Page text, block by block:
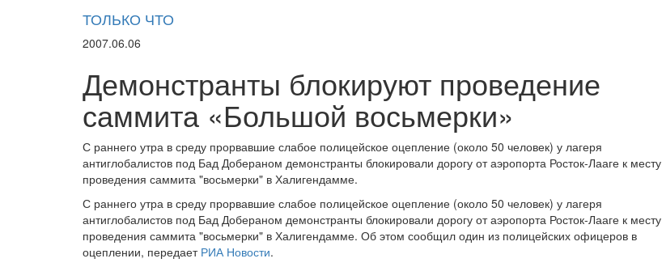
ТОЛЬКО ЧТО
2007.06.06
Демонстранты блокируют проведение
саммита «Большой восьмерки»
С раннего утра в среду прорвавшие слабое полицейское оцепление (около 50 человек) у лагеря
антиглобалистов под Бад Добераном демонстранты блокировали дорогу от аэропорта Росток-Лааге к месту
проведения саммита "восьмерки" в Халигендамме.
С раннего утра в среду прорвавшие слабое полицейское оцепление (около 50 человек) у лагеря
антиглобалистов под Бад Добераном демонстранты блокировали дорогу от аэропорта Росток-Лааге к месту
проведения саммита "восьмерки" в Халигендамме. Об этом сообщил один из полицейских офицеров в
оцеплении, передает РИА Новости.